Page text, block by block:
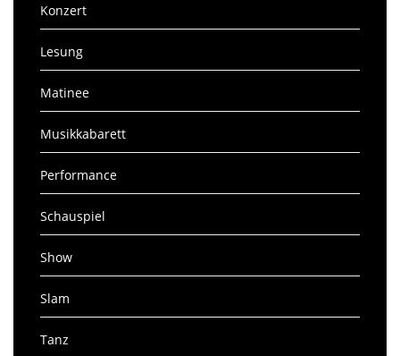
Konzert
Lesung
Matinee
Musikkabarett
Performance
Schauspiel
Show
Slam
Tanz